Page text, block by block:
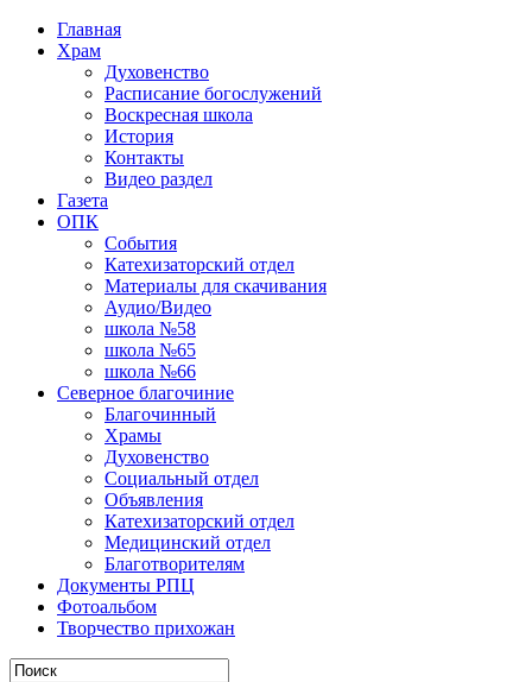
Главная
Храм
Духовенство
Расписание богослужений
Воскресная школа
История
Контакты
Видео раздел
Газета
ОПК
События
Катехизаторский отдел
Материалы для скачивания
Аудио/Видео
школа №58
школа №65
школа №66
Северное благочиние
Благочинный
Храмы
Духовенство
Социальный отдел
Объявления
Катехизаторский отдел
Медицинский отдел
Благотворителям
Документы РПЦ
Фотоальбом
Творчество прихожан